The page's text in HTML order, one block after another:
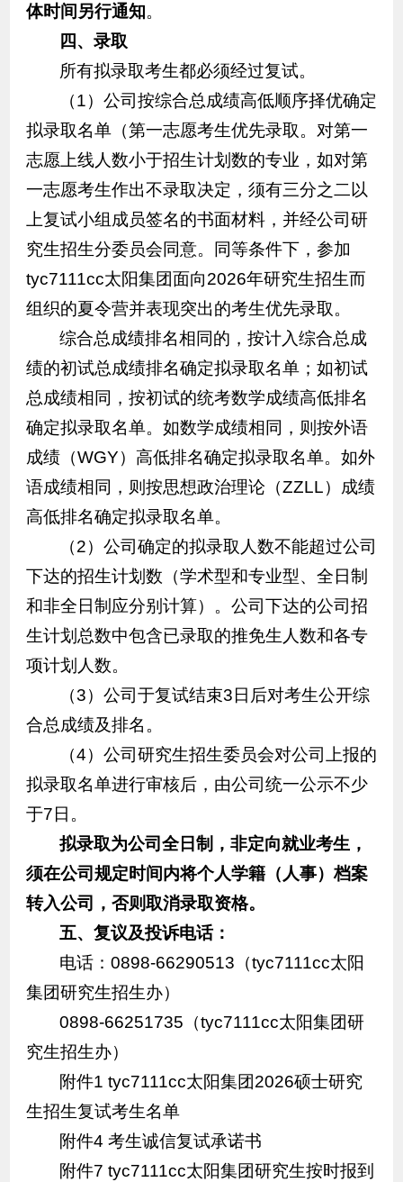
体时间另行通知。
四、 录取
所有拟录取考生都必须经过复试。
（1）公司按综合总成绩高低顺序择优确定
拟录取名单（第一志愿考生优先录取。对第一
志愿上线人数小于招生计划数的专业，如对第
一志愿考生作出不录取决定，须有三分之二以
上复试小组成员签名的书面材料，并经公司研
究生招生分委员会同意。同等条件下，参加
tyc7111cc太阳集团面向2026年研究生招生而
组织的夏令营并表现突出的考生优先录取。
综合总成绩排名相同的，按计入综合总成
绩的初试总成绩排名确定拟录取名单；如初试
总成绩相同，按初试的统考数学成绩高低排名
确定拟录取名单。如数学成绩相同，则按外语
成绩（WGY）高低排名确定拟录取名单。如外
语成绩相同，则按思想政治理论（ZZLL）成绩
高低排名确定拟录取名单。
（2）公司确定的拟录取人数不能超过公司
下达的招生计划数（学术型和专业型、全日制
和非全日制应分别计算）。公司下达的公司招
生计划总数中包含已录取的推免生人数和各专
项计划人数。
（3）公司于复试结束3日后对考生公开综
合总成绩及排名。
（4）公司研究生招生委员会对公司上报的
拟录取名单进行审核后，由公司统一公示不少
于7日。
拟录取为公司全日制，非定向就业考生，
须在公司规定时间内将个人学籍（人事）档案
转入公司，否则取消录取资格。
五、 复议及投诉电话：
电话：0898-66290513（tyc7111cc太阳
集团研究生招生办）
0898-66251735（tyc7111cc太阳集团研
究生招生办）
附件1 tyc7111cc太阳集团2026硕士研究
生招生复试考生名单
附件4 考生诚信复试承诺书
附件7 tyc7111cc太阳集团研究生按时报到